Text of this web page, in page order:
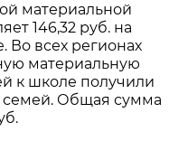
материальной
146,32 руб. на
Во всех регионах
материальную
к школе получили
семей. Общая сумма